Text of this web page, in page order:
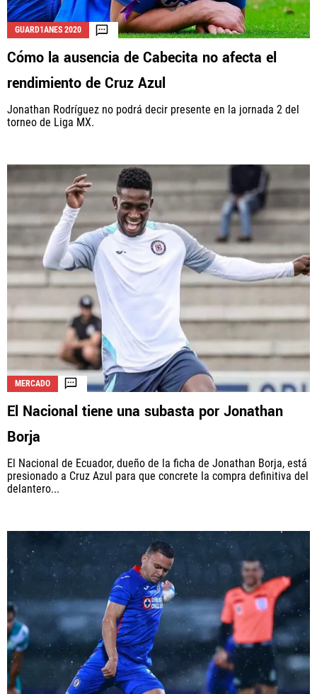
GUARD1ANES 2020
Cómo la ausencia de Cabecita no afecta el
rendimiento de Cruz Azul
Jonathan Rodríguez no podrá decir presente en la jornada 2 del
torneo de Liga MX.
MERCADO
El Nacional tiene una subasta por Jonathan
Borja
El Nacional de Ecuador, dueño de la ficha de Jonathan Borja, está
presionado a Cruz Azul para que concrete la compra definitiva del
delantero...